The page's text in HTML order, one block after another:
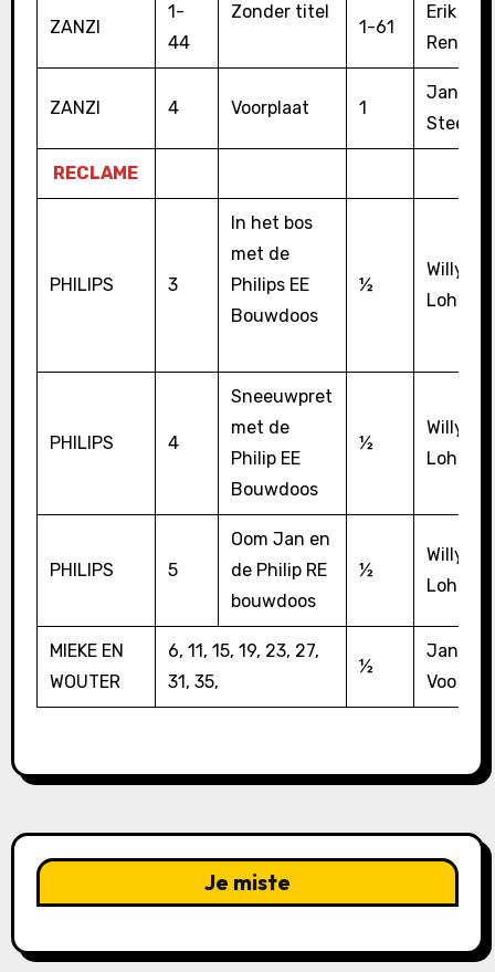
ZANZI
1-
44
Zonder titel
1-61
Erik =
René
ZANZI 4 Voorplaat 1
Jan
RECLAME
PHILIPS 3
In het bos
met de
Philips EE
Bouwdoos
½
Willy
PHILIPS 4
Sneeuwpret
met de
Philip EE
Bouwdoos
½
Willy
PHILIPS 5
Oom Jan en
de Philip RE
bouwdoos
½
Willy
MIEKE EN
WOUTER
6, 11, 15, 19, 23, 27,
31, 35,
½
Jan
Voo
Je miste